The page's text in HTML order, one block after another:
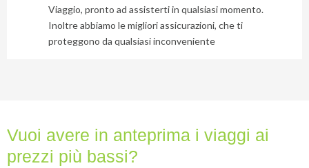
invieremo
dara
mai...
Viaggio, pronto ad assisterti in qualsiasi momento.
Inoltre abbiamo le migliori assicurazioni, che ti
proteggono da qualsiasi inconveniente
Vuoi avere in anteprima i viaggi ai
prezzi più bassi?